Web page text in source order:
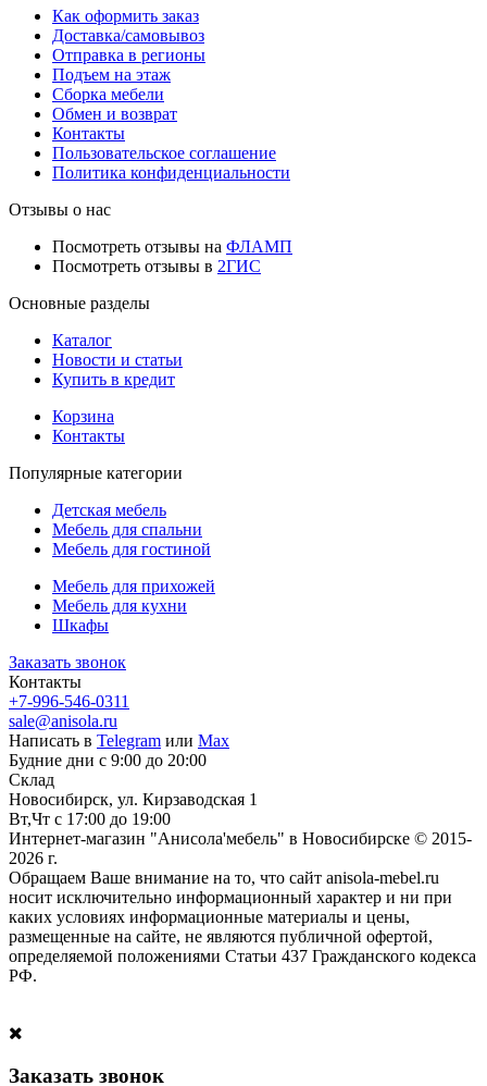
Как оформить заказ
Доставка/самовывоз
Отправка в регионы
Подъем на этаж
Сборка мебели
Обмен и возврат
Контакты
Пользовательское соглашение
Политика конфиденциальности
Отзывы о нас
Посмотреть отзывы на ФЛАМП
Посмотреть отзывы в 2ГИС
Основные разделы
Каталог
Новости и статьи
Купить в кредит
Корзина
Контакты
Популярные категории
Детская мебель
Мебель для спальни
Мебель для гостиной
Мебель для прихожей
Мебель для кухни
Шкафы
Заказать звонок
Контакты
+7-996-546-0311
sale@anisola.ru
Написать в Telegram или Max
Будние дни с 9:00 до 20:00
Склад
Новосибирск, ул. Кирзаводская 1
Вт,Чт с 17:00 до 19:00
Интернет-магазин "Анисола'мебель" в Новосибирске © 2015-
2026 г.
Обращаем Ваше внимание на то, что сайт anisola-mebel.ru
носит исключительно информационный характер и ни при
каких условиях информационные материалы и цены,
размещенные на сайте, не являются публичной офертой,
определяемой положениями Статьи 437 Гражданского кодекса
РФ.
Заказать звонок